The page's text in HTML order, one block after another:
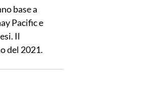
base a
Pacific e
Il
del 2021.